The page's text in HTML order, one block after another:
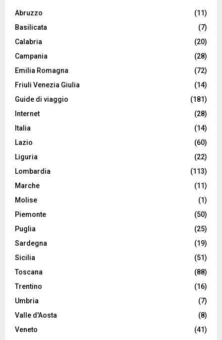
Abruzzo
(11)
Basilicata
(7)
Calabria
(20)
Campania
(28)
Emilia Romagna
(72)
Friuli Venezia Giulia
(14)
Guide di viaggio
(181)
Internet
(28)
Italia
(14)
Lazio
(60)
Liguria
(22)
Lombardia
(113)
Marche
(11)
Molise
(1)
Piemonte
(50)
Puglia
(25)
Sardegna
(19)
Sicilia
(51)
Toscana
(88)
Trentino
(16)
Umbria
(7)
Valle d'Aosta
(8)
Veneto
(41)